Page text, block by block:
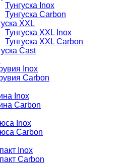
Тунгуска Inox
Тунгуска Carbon
XXL
Тунгуска XXL Inox
Тунгуска XXL Carbon
Cast
Inox
Carbon
Inox
Carbon
Inox
Carbon
Inox
Carbon